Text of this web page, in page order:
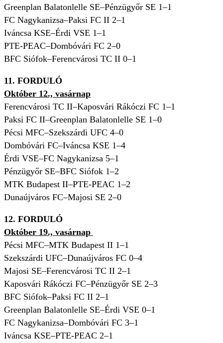
Greenplan Balatonlelle SE–Pénzügyőr SE 1–1
FC Nagykanizsa–Paksi FC II 2–1
Iváncsa KSE–Érdi VSE 1–1
PTE-PEAC–Dombóvári FC 2–0
BFC Siófok–Ferencvárosi TC II 0–1
11. FORDULÓ
Október 12., vasárnap
Ferencvárosi TC II–Kaposvári Rákóczi FC 1–1
Paksi FC II–Greenplan Balatonlelle SE 1–0
Pécsi MFC–Szekszárdi UFC 4–0
Dombóvári FC–Iváncsa KSE 1–4
Érdi VSE–FC Nagykanizsa 5–1
Pénzügyőr SE–BFC Siófok 1–2
MTK Budapest II–PTE-PEAC 1–2
Dunaújváros FC–Majosi SE 2–0
12. FORDULÓ
Október 19., vasárnap
Pécsi MFC–MTK Budapest II 1–1
Szekszárdi UFC–Dunaújváros FC 0–4
Majosi SE–Ferencvárosi TC II 2–1
Kaposvári Rákóczi FC–Pénzügyőr SE 2–3
BFC Siófok–Paksi FC II 2–1
Greenplan Balatonlelle SE–Érdi VSE 0–1
FC Nagykanizsa–Dombóvári FC 3–1
Iváncsa KSE–PTE-PEAC 2–1